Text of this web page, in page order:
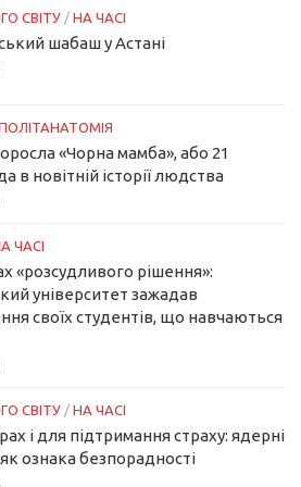
СВІТУ / НА ЧАСІ
шабаш у Астані
«Чорна мамба», або 21
в новітній історії людства
ЧАСІ
«розсудливого рішення»:
університет зажадав
своїх студентів, що навчаються
СВІТУ / НА ЧАСІ
і для підтримання страху: ядерні
ознака безпорадності